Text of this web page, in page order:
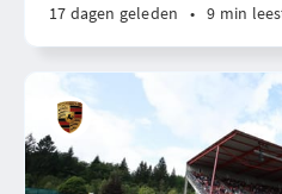
17 dagen geleden • 9 min